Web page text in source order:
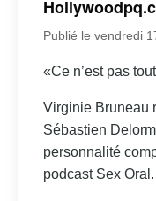
Publié le vendredi
«Ce n’est pas
Virginie Bruneau
Sébastien
personnalité
podcast Sex Oral.